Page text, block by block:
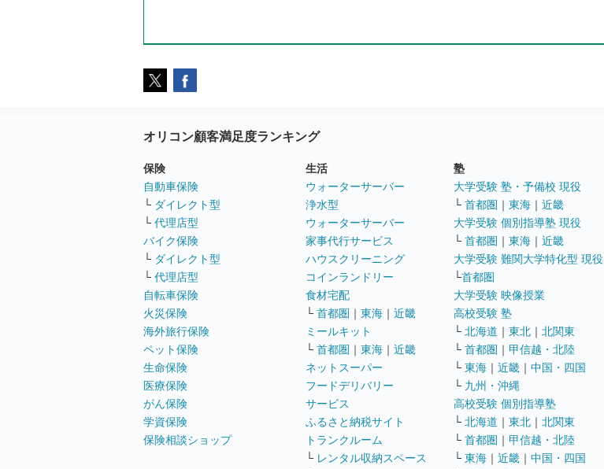
オリコン顧客満足度ランキング
保険
自動車保険
└ ダイレクト型
└ 代理店型
バイク保険
└ ダイレクト型
└ 代理店型
自転車保険
火災保険
海外旅行保険
ペット保険
生命保険
医療保険
がん保険
学資保険
保険相談ショップ
生活
ウォーターサーバー
浄水型
ウォーターサーバー
家事代行サービス
ハウスクリーニング
コインランドリー
食材宅配
└ 首都圏 ｜ 東海 ｜ 近畿
ミールキット
└ 首都圏 ｜ 東海 ｜ 近畿
ネットスーパー
フードデリバリー
サービス
ふるさと納税サイト
トランクルーム
└ レンタル収納スペース
塾
大学受験 塾・予備校 現役
└ 首都圏 ｜ 東海 ｜ 近畿
大学受験 個別指導塾 現役
└ 首都圏 ｜ 東海 ｜ 近畿
大学受験 難関大学特化型 現役
└首都圏
大学受験 映像授業
高校受験 塾
└ 北海道 ｜ 東北 ｜ 北関東
└ 首都圏 ｜ 甲信越・北陸
└ 東海 ｜ 近畿 ｜ 中国・四国
└ 九州・沖縄
高校受験 個別指導塾
└ 北海道 ｜ 東北 ｜ 北関東
└ 首都圏 ｜ 甲信越・北陸
└ 東海 ｜ 近畿 ｜ 中国・四国